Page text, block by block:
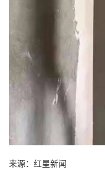
来源：红星新闻